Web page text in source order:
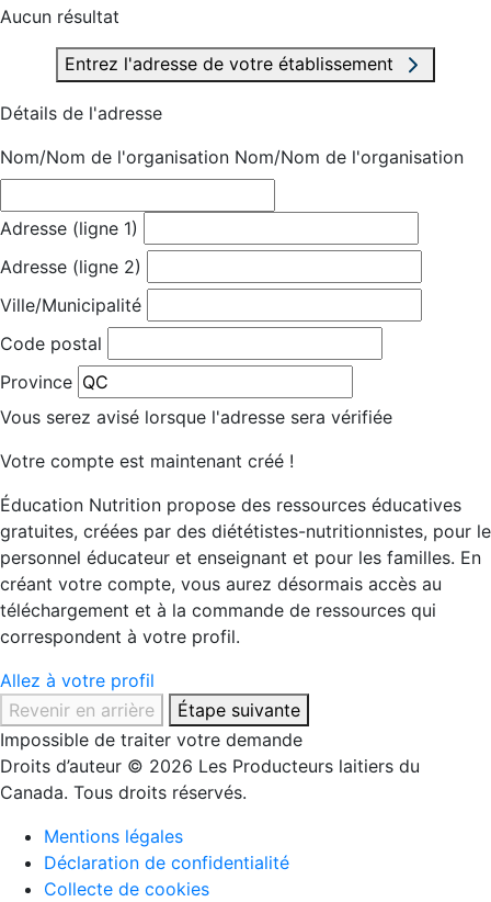
Aucun résultat
Entrez l'adresse de votre établissement
Détails de l'adresse
Nom/Nom de l'organisation Nom/Nom de l'organisation
Adresse (ligne 1)
Adresse (ligne 2)
Ville/Municipalité
Code postal
Province
Vous serez avisé lorsque l'adresse sera vérifiée
Votre compte est maintenant créé !
Éducation Nutrition propose des ressources éducatives
gratuites, créées par des diététistes-nutritionnistes, pour le
personnel éducateur et enseignant et pour les familles. En
créant votre compte, vous aurez désormais accès au
téléchargement et à la commande de ressources qui
correspondent à votre profil.
Allez à votre profil
Revenir en arrière
Étape suivante
Impossible de traiter votre demande
Droits d’auteur © 2026 Les Producteurs laitiers du
Canada. Tous droits réservés.
Mentions légales
Déclaration de confidentialité
Collecte de cookies